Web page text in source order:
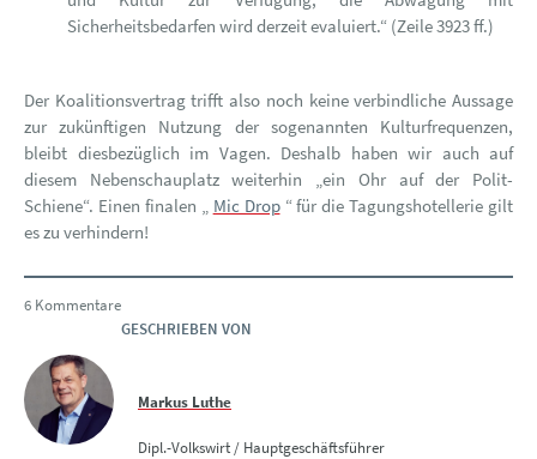
Sicherheitsbedarfen wird derzeit evaluiert.“ (Zeile 3923 ff.)
Der Koalitionsvertrag trifft also noch keine verbindliche Aussage
zur zukünftigen Nutzung der sogenannten Kulturfrequenzen,
bleibt diesbezüglich im Vagen. Deshalb haben wir auch auf
diesem Nebenschauplatz weiterhin „ein Ohr auf der Polit-
Schiene“. Einen finalen „ Mic Drop “ für die Tagungshotellerie gilt
es zu verhindern!
6 Kommentare
GESCHRIEBEN VON
Markus Luthe
Dipl.-Volkswirt / Hauptgeschäftsführer